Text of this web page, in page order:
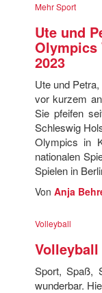
Mehr Sport
Ute und
Olympics
2023
Ute und
vor kurzem
Sie pfeifen
Schleswig
Olympics in
nationalen
Spielen in
Von Anja
Volleyball
Volleyball
Sport, Spaß,
wunderbar.